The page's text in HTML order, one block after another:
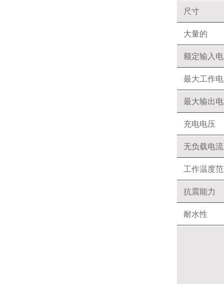
尺寸
大量的
额定输入
最大工作
最大输出
充电电压
无负载电流
工作温度
抗震能力
耐水性